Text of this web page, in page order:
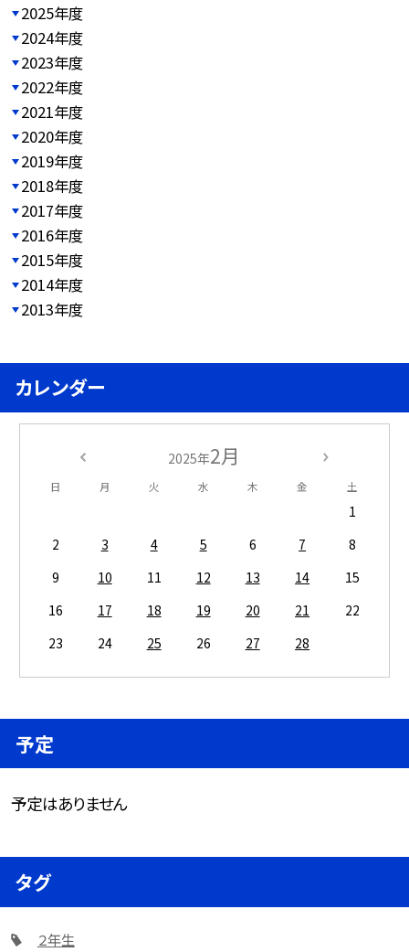
2025年度
2024年度
2023年度
2022年度
2021年度
2020年度
2019年度
2018年度
2017年度
2016年度
2015年度
2014年度
2013年度
カレンダー
2025年2月
日 月 火 水 木 金 土
1
2
3 4 5 6 7
8
9
10 11 12 13 14
15
16
17 18 19 20 21
22
23
24 25 26 27 28
予定
予定はありません
タグ
２年生